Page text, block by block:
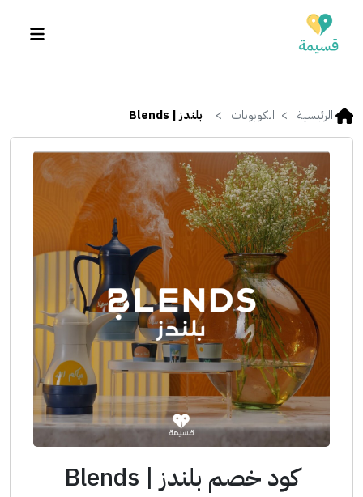
الرئيسية الكوبونات بلندز | Blends
كود خصم بلندز | Blends